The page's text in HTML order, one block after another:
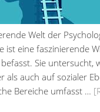
Welt der
ist eine faszinierende
Sie
als auch auf sozialer
Bereiche umfasst …